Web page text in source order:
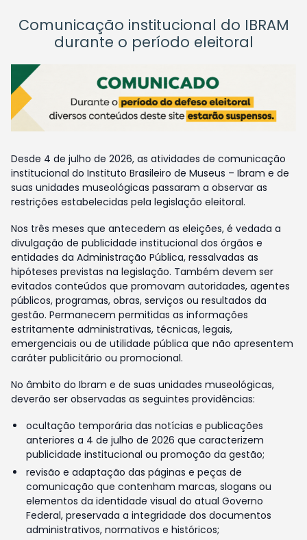
Comunicação institucional do IBRAM
durante o período eleitoral
Desde 4 de julho de 2026, as atividades de comunicação
institucional do Instituto Brasileiro de Museus – Ibram e de
suas unidades museológicas passaram a observar as
restrições estabelecidas pela legislação eleitoral.
Nos três meses que antecedem as eleições, é vedada a
divulgação de publicidade institucional dos órgãos e
entidades da Administração Pública, ressalvadas as
hipóteses previstas na legislação. Também devem ser
evitados conteúdos que promovam autoridades, agentes
públicos, programas, obras, serviços ou resultados da
gestão. Permanecem permitidas as informações
estritamente administrativas, técnicas, legais,
emergenciais ou de utilidade pública que não apresentem
caráter publicitário ou promocional.
No âmbito do Ibram e de suas unidades museológicas,
deverão ser observadas as seguintes providências:
ocultação temporária das notícias e publicações
anteriores a 4 de julho de 2026 que caracterizem
publicidade institucional ou promoção da gestão;
revisão e adaptação das páginas e peças de
comunicação que contenham marcas, slogans ou
elementos da identidade visual do atual Governo
Federal, preservada a integridade dos documentos
administrativos, normativos e históricos;